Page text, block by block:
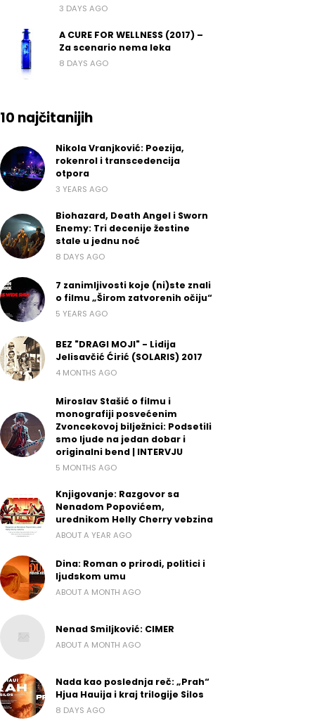
3 DAYS AGO
A CURE FOR WELLNESS (2017) –
Za scenario nema leka
8 DAYS AGO
10 najčitanijih
Nikola Vranjković: Poezija,
rokenrol i transcedencija
otpora
3 YEARS AGO
Biohazard, Death Angel i Sworn
Enemy: Tri decenije žestine
stale u jednu noć
8 DAYS AGO
7 zanimljivosti koje (ni)ste znali
o filmu „Širom zatvorenih očiju“
5 YEARS AGO
BEZ "DRAGI MOJI" - Lidija
Jelisavčić Ćirić (SOLARIS) 2017
4 MONTHS AGO
Miroslav Stašić o filmu i
monografiji posvećenim
Zvoncekovoj bilježnici: Podsetili
smo ljude na jedan dobar i
originalni bend | INTERVJU
5 MONTHS AGO
Knjigovanje: Razgovor sa
Nenadom Popovićem,
urednikom Helly Cherry vebzina
ABOUT A YEAR AGO
Dina: Roman o prirodi, politici i
ljudskom umu
ABOUT A MONTH AGO
Nenad Smiljković: CIMER
ABOUT A MONTH AGO
Nada kao poslednja reč: „Prah“
Hjua Hauija i kraj trilogije Silos
8 DAYS AGO